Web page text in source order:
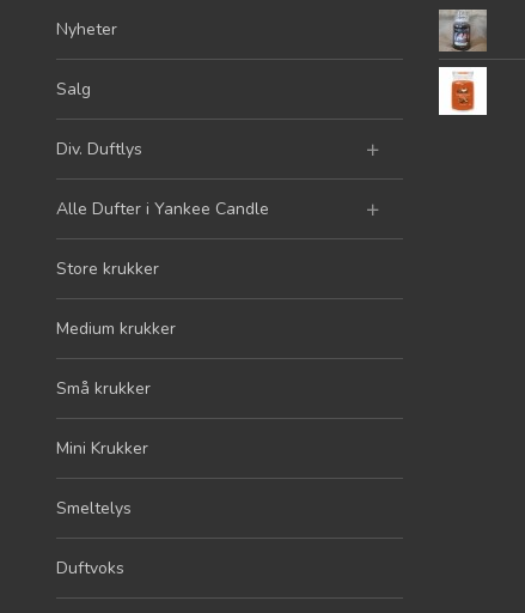
Nyheter
Salg
Div. Duftlys
Alle Dufter i Yankee Candle
Store krukker
Medium krukker
Små krukker
Mini Krukker
Smeltelys
Duftvoks